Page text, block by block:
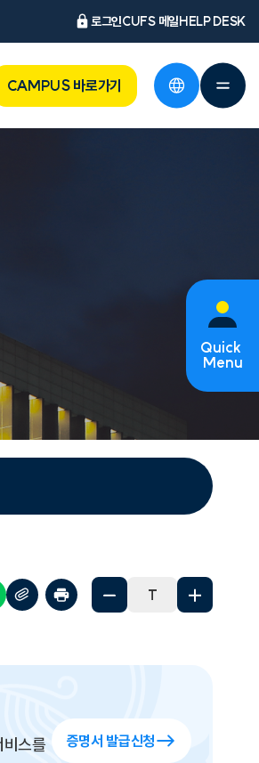
로그인CUFS 메일HELP DESK
CAMPUS 바로가기
T
스를
증명서 발급신청
Quick
Menu